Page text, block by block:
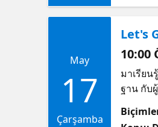
May
17
Çarşamba
Let's
10:00
มาเรียน
ฐาน กับ
เพราะมี